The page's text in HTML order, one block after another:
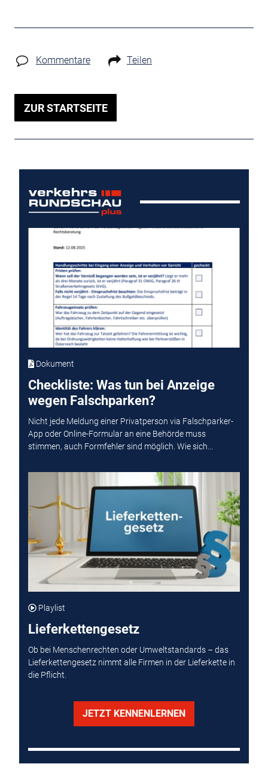
Kommentare Teilen
ZUR STARTSEITE
Dokument
Checkliste: Was tun bei Anzeige
wegen Falschparken?
Nicht jede Meldung einer Privatperson via Falschparker-
App oder Online-Formular an eine Behörde muss
stimmen, auch Formfehler sind möglich. Wie sich...
Playlist
Lieferkettengesetz
Ob bei Menschenrechten oder Umweltstandards – das
Lieferkettengesetz nimmt alle Firmen in der Lieferkette in
die Pflicht.
JETZT KENNENLERNEN